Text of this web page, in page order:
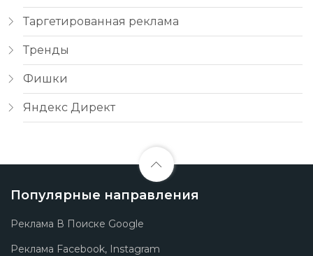
Таргетированная реклама
Тренды
Фишки
Яндекс Директ
Популярные направления
Реклама В Поиске Google
Реклама Facebook, Instagram